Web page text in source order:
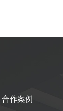
合作案例